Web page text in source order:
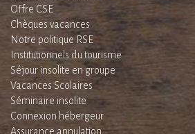
Offre CSE
Chèques vacances
Notre politique RSE
Institutionnels du tourisme
Séjour insolite en groupe
Vacances Scolaires
Séminaire insolite
Connexion hébergeur
Assurance annulation